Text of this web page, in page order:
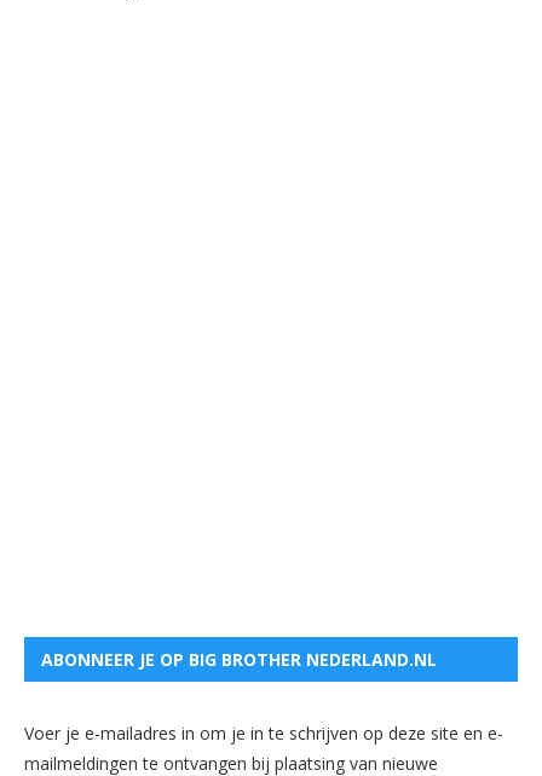
ABONNEER JE OP BIG BROTHER NEDERLAND.NL
Voer je e-mailadres in om je in te schrijven op deze site en e-
mailmeldingen te ontvangen bij plaatsing van nieuwe